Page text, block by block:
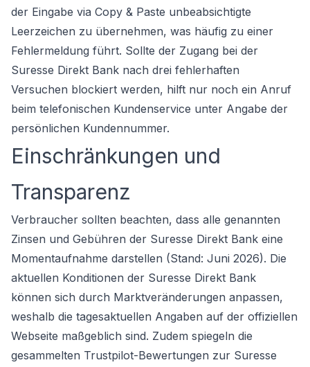
der Eingabe via Copy & Paste unbeabsichtigte
Leerzeichen zu übernehmen, was häufig zu einer
Fehlermeldung führt. Sollte der Zugang bei der
Suresse Direkt Bank nach drei fehlerhaften
Versuchen blockiert werden, hilft nur noch ein Anruf
beim telefonischen Kundenservice unter Angabe der
persönlichen Kundennummer.
Einschränkungen und
Transparenz
Verbraucher sollten beachten, dass alle genannten
Zinsen und Gebühren der Suresse Direkt Bank eine
Momentaufnahme darstellen (Stand: Juni 2026). Die
aktuellen Konditionen der Suresse Direkt Bank
können sich durch Marktveränderungen anpassen,
weshalb die tagesaktuellen Angaben auf der offiziellen
Webseite maßgeblich sind. Zudem spiegeln die
gesammelten Trustpilot-Bewertungen zur Suresse